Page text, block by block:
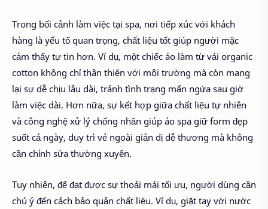
Trong bối cảnh làm việc tại spa, nơi tiếp xúc với khách
hàng là yếu tố quan trọng, chất liệu tốt giúp người mặc
cảm thấy tự tin hơn. Ví dụ, một chiếc áo làm từ vải organic
cotton không chỉ thân thiện với môi trường mà còn mang
lại sự dễ chịu lâu dài, tránh tình trạng mẩn ngứa sau giờ
làm việc dài. Hơn nữa, sự kết hợp giữa chất liệu tự nhiên
và công nghệ xử lý chống nhăn giúp áo spa giữ form đẹp
suốt cả ngày, duy trì vẻ ngoài giản dị dễ thương mà không
cần chỉnh sửa thường xuyên.
Tuy nhiên, để đạt được sự thoải mái tối ưu, người dùng cần
chú ý đến cách bảo quản chất liệu. Ví dụ, giặt tay với nước